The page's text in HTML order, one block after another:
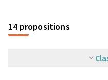
14 propositions